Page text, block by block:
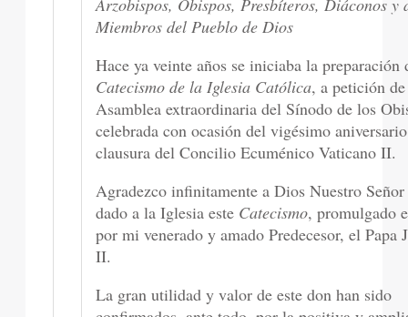
Arzobispos, Obispos, Presbíteros, Diáconos y
Miembros del Pueblo de Dios
Hace ya veinte años se iniciaba la preparación
Catecismo de la Iglesia Católica, a petición
Asamblea extraordinaria del Sínodo de los
celebrada con ocasión del vigésimo
clausura del Concilio Ecuménico Vaticano II.
Agradezco infinitamente a Dios Nuestro
dado a la Iglesia este Catecismo, promulgado
por mi venerado y amado Predecesor, el Papa
II.
La gran utilidad y valor de este don han sido